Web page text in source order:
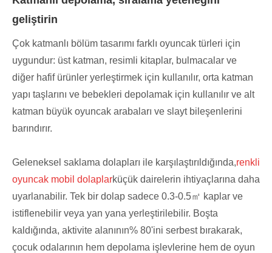
geliştirin
Çok katmanlı bölüm tasarımı farklı oyuncak türleri için
uygundur: üst katman, resimli kitaplar, bulmacalar ve
diğer hafif ürünler yerleştirmek için kullanılır, orta katman
yapı taşlarını ve bebekleri depolamak için kullanılır ve alt
katman büyük oyuncak arabaları ve slayt bileşenlerini
barındırır.
Geleneksel saklama dolapları ile karşılaştırıldığında,renkli
oyuncak mobil dolaplarküçük dairelerin ihtiyaçlarına daha
uyarlanabilir. Tek bir dolap sadece 0.3-0.5㎡ kaplar ve
istiflenebilir veya yan yana yerleştirilebilir. Boşta
kaldığında, aktivite alanının% 80'ini serbest bırakarak,
çocuk odalarının hem depolama işlevlerine hem de oyun